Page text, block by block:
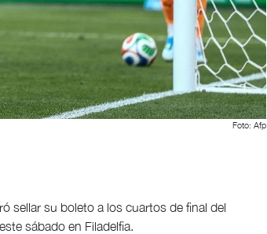
Foto: Afp
sellar su boleto a los cuartos de final del
sábado en Filadelfia.